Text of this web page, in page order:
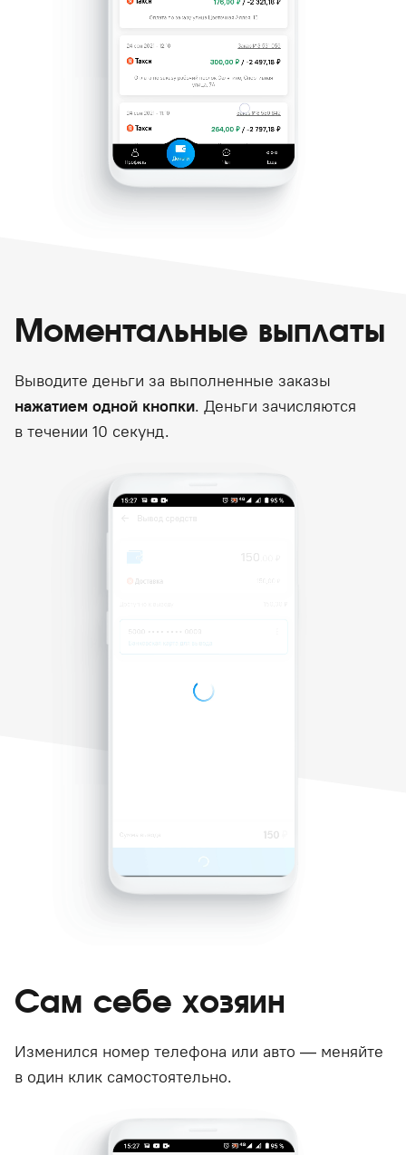
Моментальные выплаты
Выводите деньги за выполненные заказы
нажатием одной кнопки. Деньги зачисляются
в течении 10 секунд.
Сам себе хозяин
Изменился номер телефона или авто — меняйте
в один клик самостоятельно.